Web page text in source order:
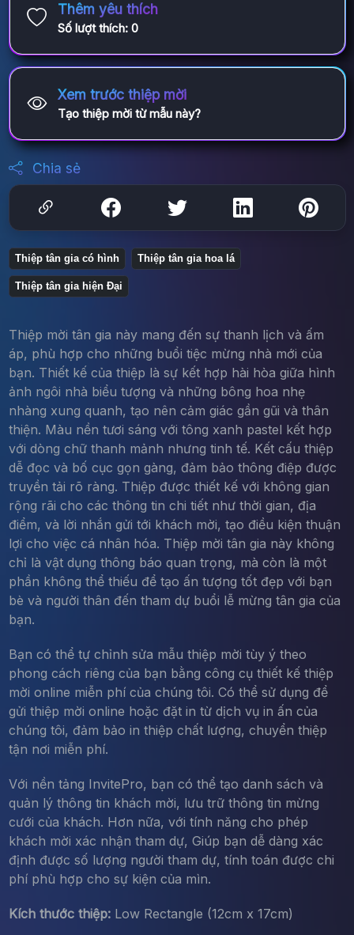
Thêm yêu thích
Số lượt thích: 0
Xem trước thiệp mời
Tạo thiệp mời từ mẫu này?
Chia sẻ
Thiệp tân gia có hình Thiệp tân gia hoa lá
Thiệp tân gia hiện Đại
Thiệp mời tân gia này mang đến sự thanh lịch và ấm
áp, phù hợp cho những buổi tiệc mừng nhà mới của
bạn. Thiết kế của thiệp là sự kết hợp hài hòa giữa hình
ảnh ngôi nhà biểu tượng và những bông hoa nhẹ
nhàng xung quanh, tạo nên cảm giác gần gũi và thân
thiện. Màu nền tươi sáng với tông xanh pastel kết hợp
với dòng chữ thanh mảnh nhưng tinh tế. Kết cấu thiệp
dễ đọc và bố cục gọn gàng, đảm bảo thông điệp được
truyền tải rõ ràng. Thiệp được thiết kế với không gian
rộng rãi cho các thông tin chi tiết như thời gian, địa
điểm, và lời nhắn gửi tới khách mời, tạo điều kiện thuận
lợi cho việc cá nhân hóa. Thiệp mời tân gia này không
chỉ là vật dụng thông báo quan trọng, mà còn là một
phần không thể thiếu để tạo ấn tượng tốt đẹp với bạn
bè và người thân đến tham dự buổi lễ mừng tân gia của
bạn.
Bạn có thể tự chỉnh sửa mẫu thiệp mời tùy ý theo
phong cách riêng của bạn bằng công cụ thiết kế thiệp
mời online miễn phí của chúng tôi. Có thể sử dụng để
gửi thiệp mời online hoặc đặt in từ dịch vụ in ấn của
chúng tôi, đảm bảo in thiệp chất lượng, chuyển thiệp
tận nơi miễn phí.
Với nền tảng InvitePro, bạn có thể tạo danh sách và
quản lý thông tin khách mời, lưu trữ thông tin mừng
cưới của khách. Hơn nữa, với tính năng cho phép
khách mời xác nhận tham dự, Giúp bạn dễ dàng xác
định được số lượng người tham dự, tính toán được chi
phí phù hợp cho sự kiện của mìn.
Kích thước thiệp:Low Rectangle (12cm x 17cm)